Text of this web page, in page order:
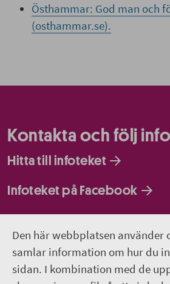
Den här webbplatsen använder
samlar information om hur du
sidan. I kombination med de
Östhammar: God man och
(osthammar.se).
Kontakta och följ
Hitta till infoteket
Infoteket på Facebook
Infoteket Play - vår egen
018-611 66 77